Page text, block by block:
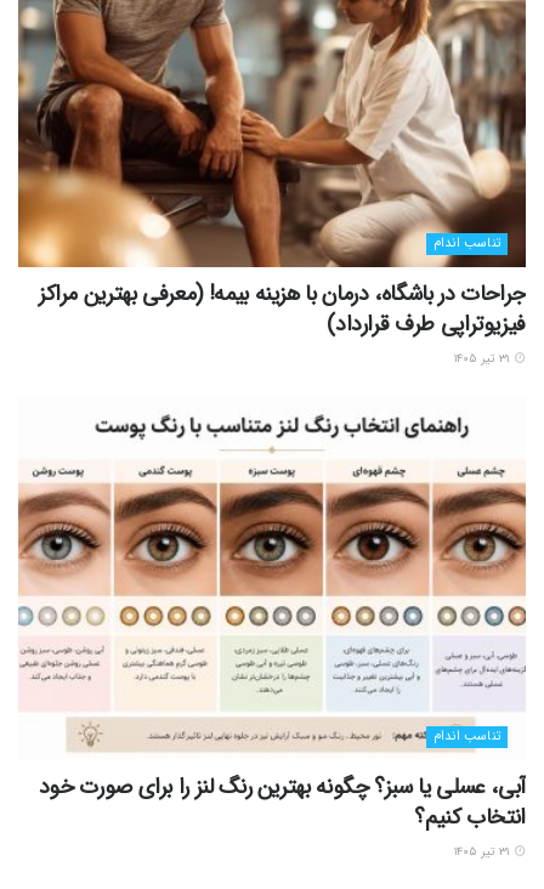
تناسب اندام
جراحات در باشگاه، درمان با هزینه بیمه! (معرفی بهترین مراکز
فیزیوتراپی طرف قرارداد)
تناسب اندام
آبی، عسلی یا سبز؟ چگونه بهترین رنگ لنز را برای صورت خود
انتخاب کنیم؟